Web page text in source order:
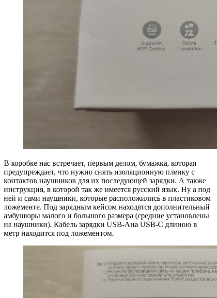
В коробке нас встречает, первым делом, бумажка, которая
предупреждает, что нужно снять изоляционную пленку с
контактов наушников для их последующей зарядки. А также
инструкция, в которой так же имеется русский язык. Ну а под
ней и сами наушники, которые расположились в пластиковом
ложементе. Под зарядным кейсом находятся дополнительный
амбушюры малого и большого размера (средние установлены
на наушники). Кабель зарядки USB-Aна USB-C длиною в
метр находится под ложементом.